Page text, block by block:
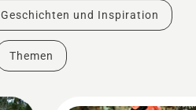
Geschichten und Inspiration
Themen